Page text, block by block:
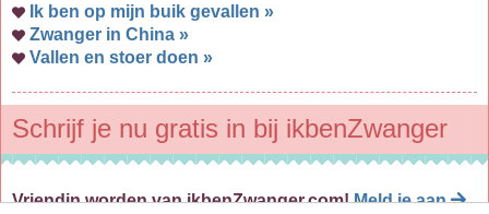
Ik ben op mijn buik gevallen »
Zwanger in China »
Vallen en stoer doen »
Schrijf je nu gratis in bij ikbenZwanger
Vriendin worden van ikbenZwanger.com!Meld je aan